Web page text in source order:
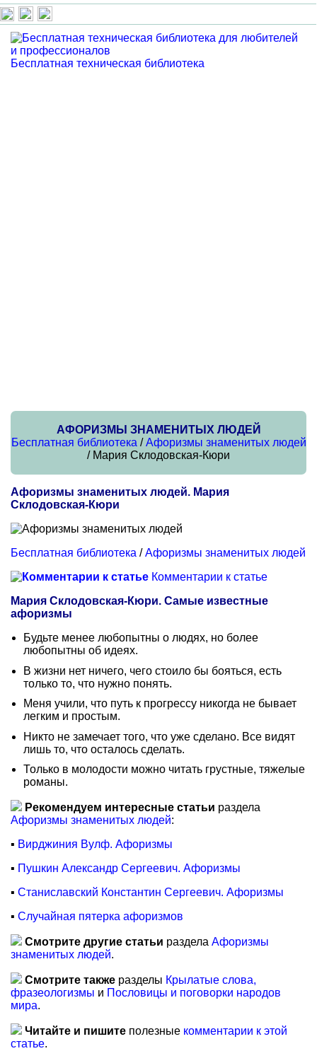
Бесплатная техническая библиотека
АФОРИЗМЫ ЗНАМЕНИТЫХ ЛЮДЕЙ
Бесплатная библиотека /Афоризмы знаменитых людей
/ Мария Склодовская-Кюри
Афоризмы знаменитых людей. Мария
Склодовская-Кюри
Бесплатная библиотека /Афоризмы знаменитых людей
Комментарии к статье
Мария Склодовская-Кюри. Самые известные
афоризмы
Будьте менее любопытны о людях, но более
любопытны об идеях.
В жизни нет ничего, чего стоило бы бояться, есть
только то, что нужно понять.
Меня учили, что путь к прогрессу никогда не бывает
легким и простым.
Никто не замечает того, что уже сделано. Все видят
лишь то, что осталось сделать.
Только в молодости можно читать грустные, тяжелые
романы.
Рекомендуем интересные статьи раздела
Афоризмы знаменитых людей:
▪ Вирджиния Вулф. Афоризмы
▪ Пушкин Александр Сергеевич. Афоризмы
▪ Станиславский Константин Сергеевич. Афоризмы
▪ Случайная пятерка афоризмов
Смотрите другие статьи раздела Афоризмы
знаменитых людей.
Смотрите также разделы Крылатые слова,
фразеологизмы и Пословицы и поговорки народов
мира.
Читайте и пишите полезные комментарии к этой
статье.